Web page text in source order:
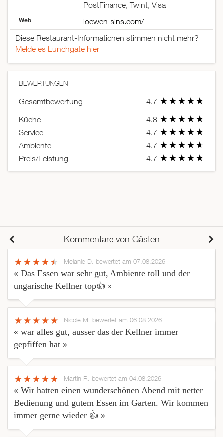
PostFinance, Twint, Visa
Web
loewen-sins.com/
Diese Restaurant-Informationen stimmen nicht mehr?
Melde es Lunchgate hier
BEWERTUNGEN
Gesamtbewertung
4.7
Küche
4.8
Service
4.7
Ambiente
4.7
Preis/Leistung
4.7
Kommentare von Gästen
Melanie D. bewertet am 07.08.2026
« Das Essen war sehr gut, Ambiente toll und der
ungarische Kellner top👍 »
Nicole M. bewertet am 06.08.2026
« war alles gut, ausser das der Kellner immer
gepfiffen hat »
Martin R. bewertet am 04.08.2026
« Wir hatten einen wunderschönen Abend mit netter
Bedienung und gutem Essen im Garten. Wir kommen
immer gerne wieder 👍 »